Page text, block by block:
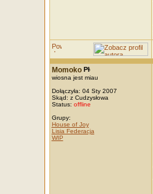
Momoko
wiosna jest miau
Dołączyła: 04 Sty 2007
Skąd: z Cudzysłowa
Status: offline
Grupy:
House of Joy
Lisia Federacja
WIP